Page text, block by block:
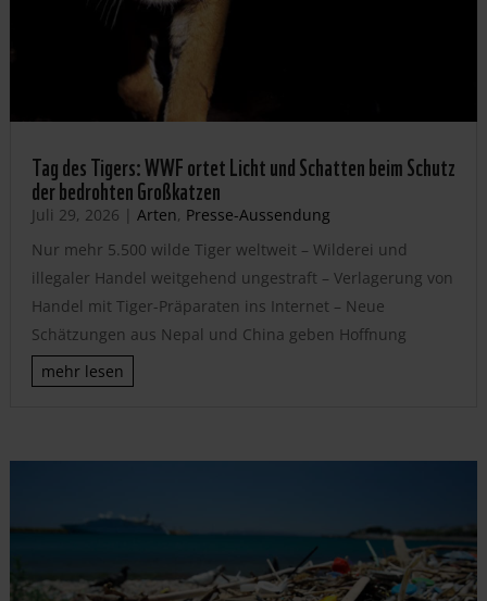
Tag des Tigers: WWF ortet Licht und Schatten beim Schutz
der bedrohten Großkatzen
Juli 29, 2026 | Arten, Presse-Aussendung
Nur mehr 5.500 wilde Tiger weltweit – Wilderei und
illegaler Handel weitgehend ungestraft – Verlagerung von
Handel mit Tiger-Präparaten ins Internet – Neue
Schätzungen aus Nepal und China geben Hoffnung
mehr lesen